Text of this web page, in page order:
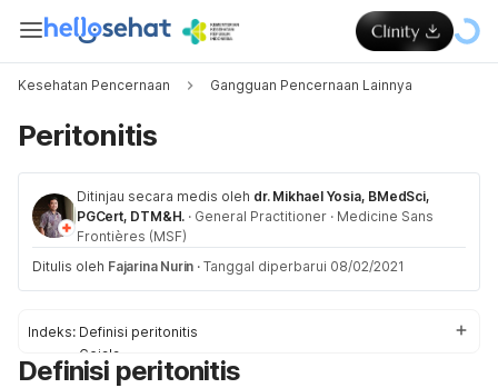
Kesehatan Pencernaan Gangguan Pencernaan Lainnya
Peritonitis
Ditinjau secara medis oleh dr. Mikhael Yosia, BMedSci,
PGCert, DTM&H. · General Practitioner · Medicine Sans
Frontières (MSF)
Ditulis oleh Fajarina Nurin · Tanggal diperbarui 08/02/2021
Indeks: Definisi peritonitis
Gejala
Penyebab dan faktor risiko
Definisi peritonitis